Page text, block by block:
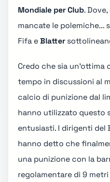
Mondiale per Club.
mancate le polemiche...
Fifa eBlatter
Credo che sia un'ottima
tempo in discussioni al
calcio di punizione dal
hanno utilizzato questo
entusiasti. I dirigenti del
hanno detto che
una punizione con la
regolamentare di 9 metri